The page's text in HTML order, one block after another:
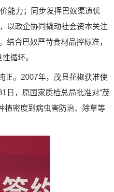
能力；同步发挥巴奴渠道优
以政企协同撬动社会资本关注
结合巴奴严苛食材品控标准，
循环。
。 2007年，茂县花椒获准使
日，原国家质检总局批准对“茂
植密度到病虫害防治、除草等